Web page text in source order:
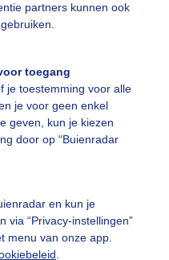
partners kunnen ook
toegang
je toestemming voor alle
je voor geen enkel
geven, kun je kiezen
door op “Buienradar
en kun je
via “Privacy-instellingen”
menu van onze app.
Een moment
De Bilt